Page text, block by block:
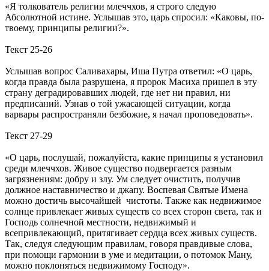
«Я толкователь религии млеччхов, я строго следую
Абсолютной истине. Услышав это, царь спросил: «Каковы, по-
твоему, принципы религии?».
Текст 25-26
Услышав вопрос Саливахары, Иша Путра ответил: «О царь,
когда правда была разрушена, я пророк Масиха пришел в эту
страну деградировавших людей, где нет ни правил, ни
предписаний. Узнав о той ужасающей ситуации, когда
варвары распространяли безбожие, я начал проповедовать».
Текст 27-29
«О царь, послушай, пожалуйста, какие принципы я установил
среди млеччхов. Живое существо подвергается разным
загрязнениям: добру и злу. Ум следует очистить, получив
должное наставничество и джапу. Воспевая Святые Имена
можно достичь высочайшей чистоты. Также как недвижимое
солнце привлекает живых существ со всех сторон света, так и
Господь солнечной местности, недвижимый и
всепривлекающий, притягивает сердца всех живых существ.
Так, следуя следующим правилам, говоря правдивые слова,
при помощи гармонии в уме и медитации, о потомок Ману,
можно поклоняться недвижимому Господу».